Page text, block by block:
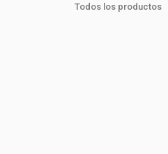
Todos los productos